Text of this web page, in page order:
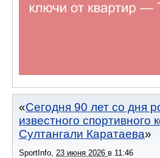
Сегодня 90 лет со дня
известного спортивного
Султангали Каратаева
SportInfo 23 июня 2026 в 11:46